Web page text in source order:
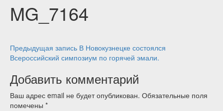
MG_7164
Навигация
по
записям
Предыдущая запись В Новокузнецке состоялся
Всероссийский симпозиум по горячей эмали.
Добавить комментарий
Ваш адрес email не будет опубликован. Обязательные поля
помечены *